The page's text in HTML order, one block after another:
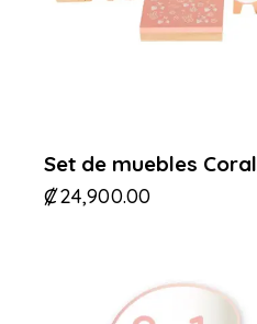
Set de muebles Coral
₡24,900.00